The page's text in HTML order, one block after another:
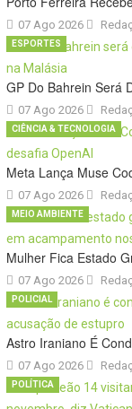
07 Ago 2026
GP Do Bahrein Será
07 Ago 2026
ESPORTES
Meta Lança Muse
07 Ago 2026
CIÊNCIA & TECNOLOGIA
Mulher Fica Estado
07 Ago 2026
MEIO AMBIENTE
Astro Iraniano É
07 Ago 2026
POLICIAL
POLÍTICA